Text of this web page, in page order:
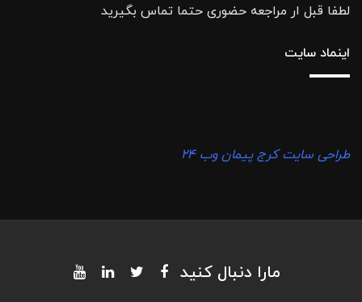
لطفا قبل ار مراجعه حضوری حتما تماس بگیرید
اینماد سایت
طراحی سایت کرج پیمان وب ۲۴
مارا دنبال کنید